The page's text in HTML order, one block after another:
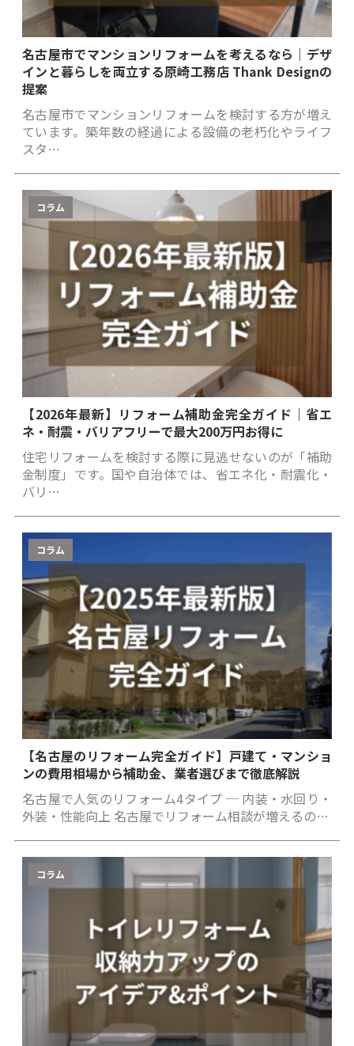
名古屋市でマンションリフォームを考えるなら｜デザ
インと暮らしを両立する原崎工務店 Thank Designの
提案
名古屋市でマンションリフォームを検討する方が増え
ています。築年数の経過による設備の老朽化やライフ
スタ…
コラム
【2026年最新】リフォーム補助金完全ガイド｜省エ
ネ・耐震・バリアフリーで最大200万円お得に
住宅リフォームを検討する際に見逃せないのが「補助
金制度」です。国や自治体では、省エネ化・耐震化・
バリ…
コラム
【名古屋のリフォーム完全ガイド】戸建て・マンショ
ンの費用相場から補助金、業者選びまで徹底解説
名古屋で人気のリフォーム4タイプ ─ 内装・水回り・
外装・性能向上 名古屋でリフォーム相談が増えるの…
コラム